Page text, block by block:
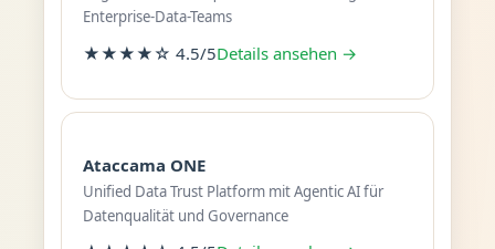
Enterprise-Data-Teams
★★★★☆ 4.5/5Details ansehen →
Ataccama ONE
Unified Data Trust Platform mit Agentic AI für
Datenqualität und Governance